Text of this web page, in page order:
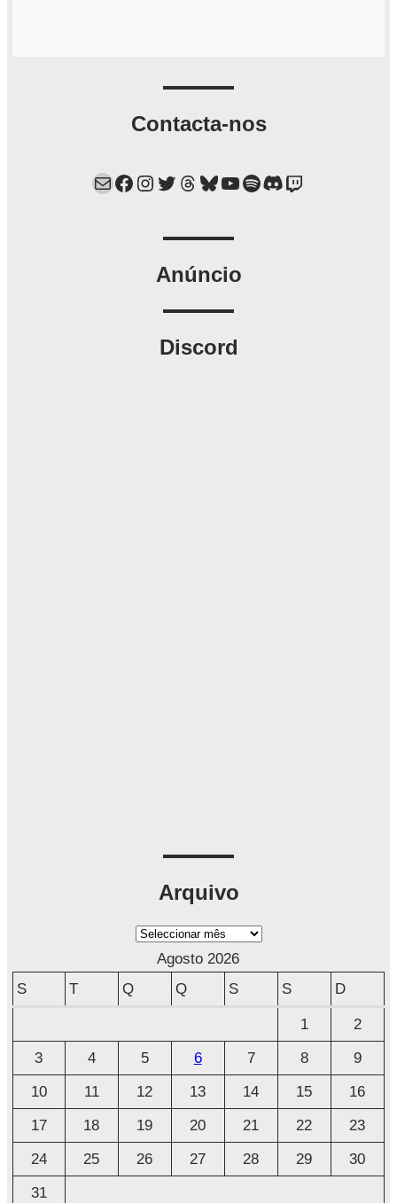
Contacta-nos
Mail Facebook Instagram Twitter Threads Bluesky YouTube Spotify Discord Twitch
Anúncio
Discord
Arquivo
A
v
o
Agosto 2026
S
T Q Q S S D
1
2
3
4 5 6 7 8
9
10
11 12 13 14 15
16
17
18 19 20 21 22
23
24
25 26 27 28 29
30
31